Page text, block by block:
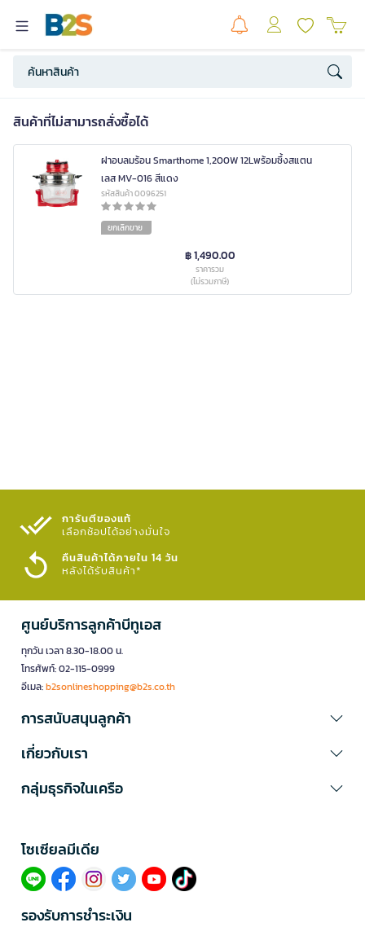
สินค้าที่ไม่สามารถสั่งซื้อได้
ฝาอบลมร้อน Smarthome 1,200W 12Lพร้อมซึ้งสแตน
เลส MV-016 สีแดง
รหัสสินค้า 0096251
ยกเลิกขาย
฿ 1,490.00
ราคารวม
(ไม่รวมภาษี)
การันตีของแท้
เลือกช้อปได้อย่างมั่นใจ​
คืนสินค้าได้ภายใน 14 วัน
หลังได้รับสินค้า*
ศูนย์บริการลูกค้าบีทูเอส
ทุกวัน เวลา 8.30-18.00 น.
โทรศัพท์: 02-115-0999
อีเมล:b2sonlineshopping@b2s.co.th
การสนับสนุนลูกค้า
เกี่ยวกับเรา
กลุ่มธุรกิจในเครือ
โซเซียลมีเดีย​
รองรับการชำระเงิน